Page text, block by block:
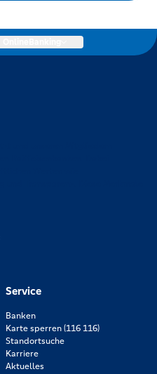
Service
Banken
Karte sperren (116 116)
Standortsuche
Karriere
Aktuelles